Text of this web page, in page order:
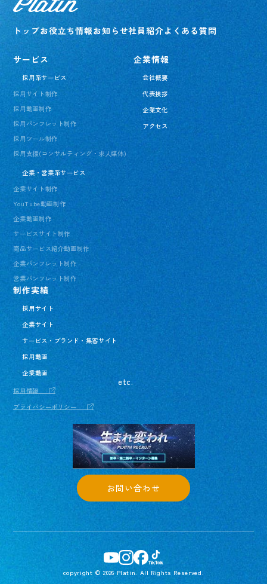
お問い合わせ
トップお役立ち情報お知らせ社員紹介よくある質問
サービス
採用系サービス
採用サイト制作
採用動画制作
採用パンフレット制作
採用ツール制作
採用支援(コンサルティング・求人媒体)
企業・営業系サービス
企業サイト制作
YouTube動画制作
企業動画制作
サービスサイト制作
商品サービス紹介動画制作
企業パンフレット制作
営業パンフレット制作
企業情報
会社概要
代表挨拶
企業文化
アクセス
制作実績
採用サイト
企業サイト
サービス・ブランド・集客サイト
採用動画
企業動画
etc.
採用情報
プライバシーポリシー
copyright © 2026 Platin. All Rights Reserved.